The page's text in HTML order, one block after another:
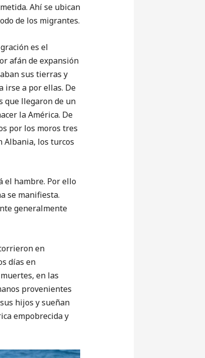
Ahí se ubican
de los migrantes.
es el
afán de expansión
sus tierras y
irse a por ellas. De
que llegaron de un
la América. De
por los moros tres
Albania, los turcos
hambre. Por ello
se manifiesta.
generalmente
en
días en
en las
provenientes
hijos y sueñan
empobrecida y